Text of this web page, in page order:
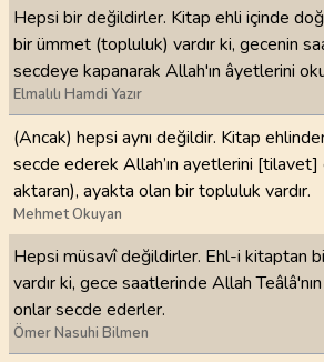
Hepsi bir değildirler. Kitap ehli içinde
bir ümmet (topluluk) vardır ki, gecenin
secdeye kapanarak Allah'ın âyetlerini
Elmalılı Hamdi Yazır
(Ancak) hepsi aynı değildir. Kitap
secde ederek Allah’ın ayetlerini
aktaran), ayakta olan bir topluluk vardır.
Mehmet Okuyan
Hepsi müsavî değildirler. Ehl-i kitaptan
vardır ki, gece saatlerinde Allah
onlar secde ederler.
Ömer Nasuhi Bilmen